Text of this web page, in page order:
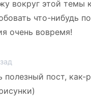
вокруг этой темы
что-нибудь
очень вовремя!
пост, как-